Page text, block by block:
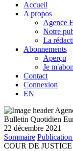
Accueil
A propos
Agence
Notre
La
Abonnements
Aperçu
Je
Contact
Connexion
EN
Bulletin Quotidien
22 décembre 2021
Sommaire
COUR DE